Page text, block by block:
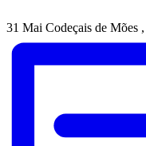
31 Mai Codeçais de Mões